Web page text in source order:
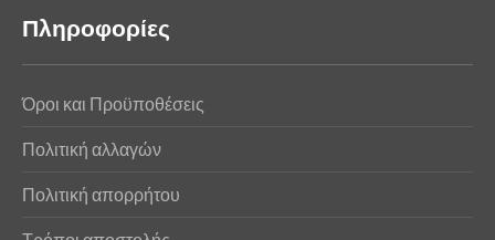
Πληροφορίες
Όροι και Προϋποθέσεις
Πολιτική αλλαγών
Πολιτική απορρήτου